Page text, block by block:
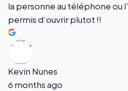
la personne au téléphone ou
permis d’ouvrir plutot !!
Kevin Nunes
6 months ago